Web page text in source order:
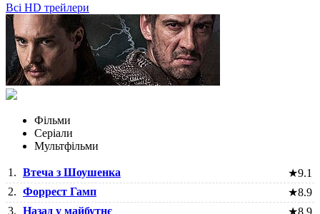
Всі HD трейлери
Фільми
Серіали
Мультфільми
1. Втеча з Шоушенка ★9.1
2. Форрест Гамп ★8.9
3. Назад у майбутнє ★8.9